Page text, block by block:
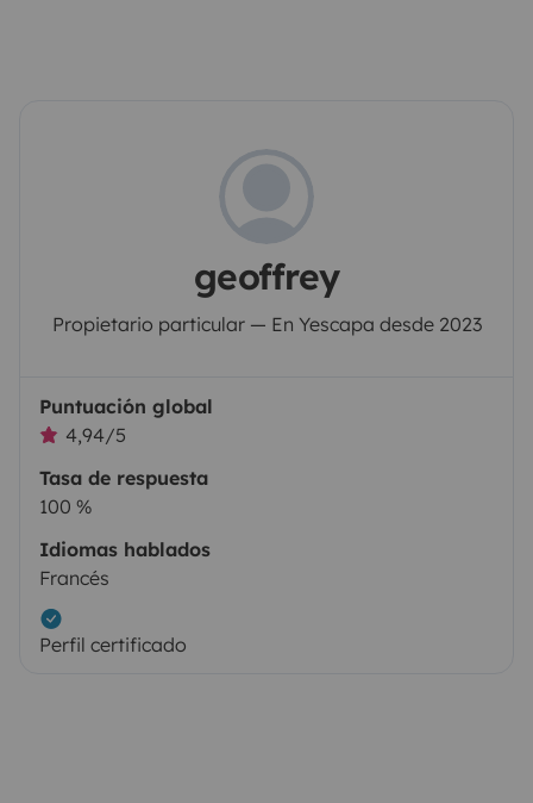
geoffrey
Propietario particular — En Yescapa desde 2023
Puntuación global
4,94/5
Tasa de respuesta
100 %
Idiomas hablados
Francés
Perfil certificado